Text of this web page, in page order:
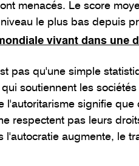
menacés. Le score
le plus bas depuis
vivant dans une
pas qu'une simple
qui soutiennent les
l'autoritarisme signifie
respectent pas leurs
l'autocratie augmente, le